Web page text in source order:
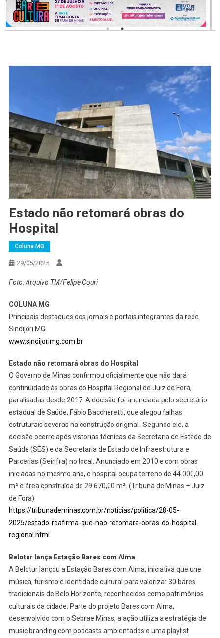
Estado não retomará obras do
Hospital
Coluna MG
29/05/2025
Foto: Arquivo TM/Felipe Couri
COLUNA MG
Principais destaques dos jornais e portais integrantes da rede
Sindijori MG
www.sindijorimg.com.br
Estado não retomará obras do Hospital
O Governo de Minas confirmou oficialmente que não dará
continuidade às obras do Hospital Regional de Juiz de Fora,
paralisadas desde 2017. A decisão foi anunciada pelo secretário
estadual de Saúde, Fábio Baccheretti, que alegou falhas
estruturais severas na construção original. Segundo ele, a
decisão ocorre após vistorias técnicas da Secretaria de Estado de
Saúde (SES) e da Secretaria de Estado de Infraestrutura e
Parcerias (Seinfra) no local. Anunciado em 2010 e com obras
iniciadas no mesmo ano, o hospital ocupa terreno de 44.000,00
m² e área construída de 29.670,00 m². (Tribuna de Minas – Juiz
de Fora)
https://tribunademinas.com.br/noticias/politica/28-05-
2025/estado-reafirma-que-nao-retomara-obras-do-hospital-
regional.html
Belotur lança Estação Bares com Alma
A Belotur lançou a Estação Bares com Alma, iniciativa que une
música, turismo e identidade cultural para valorizar 30 bares
tradicionais de Belo Horizonte, reconhecidos como patrimônios
culturais da cidade. Parte do projeto Bares com Alma,
desenvolvido com o Sebrae Minas, a ação utiliza a estratégia de
music branding com podcasts ambientados e uma playlist